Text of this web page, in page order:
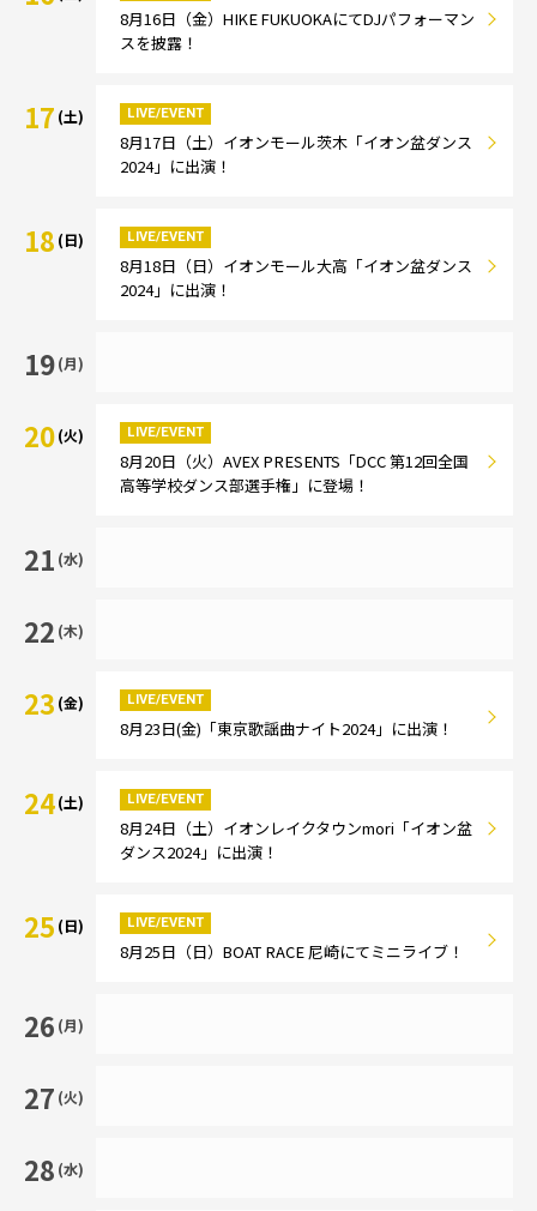
8月16日（金）HIKE FUKUOKAにてDJパフォーマン
スを披露！
17 (土) LIVE/EVENT
8月17日（土）イオンモール茨木「イオン盆ダンス
2024」に出演！
18 (日) LIVE/EVENT
8月18日（日）イオンモール大高「イオン盆ダンス
2024」に出演！
19(月)
20(火) LIVE/EVENT
8月20日（火）AVEX PRESENTS「DCC 第12回全国
高等学校ダンス部選手権」に登場！
21 (水)
22 (木)
23 (金) LIVE/EVENT
8月23日(金)「東京歌謡曲ナイト2024」に出演！
24(土) LIVE/EVENT
8月24日（土）イオンレイクタウンmori「イオン盆
ダンス2024」に出演！
25 (日) LIVE/EVENT
8月25日（日）BOAT RACE 尼崎にてミニライブ！
26 (月)
27 (火)
28 (水)